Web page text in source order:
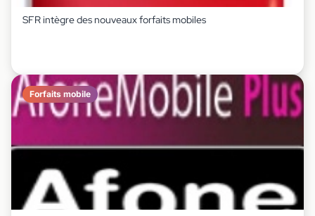
SFR intègre des nouveaux forfaits mobiles
Forfaits mobile